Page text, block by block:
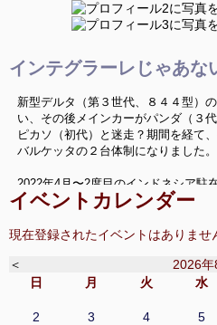
インテグラーレじゃあな
新型デルタ（第３世代、８４４型）
い、その後メインカーがパンダ（
ピカソ（初代）と迷走？期間を経て
バルケッタの２台体制になりました
2022年4月〜2度目のインドネシア駐
禁止という環境の中、なんとか車活
い中古車、ミニカー（1/43）、シリ
イベントカレンダー
現在登録されたイベントはありませ
＜ 2026年
日
月 火 水
2
3 4 5